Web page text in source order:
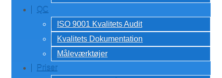
QC
ISO 9001 Kvalitets Audit
Kvalitets Dokumentation
Måleværktøjer
Priser